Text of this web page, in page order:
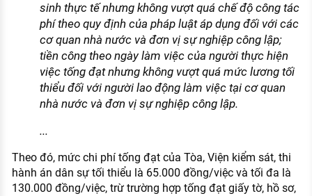
sinh thực tế nhưng không vượt quá chế độ công tác
phí theo quy định của pháp luật áp dụng đối với các
cơ quan nhà nước và đơn vị sự nghiệp công lập;
tiền công theo ngày làm việc của người thực hiện
việc tống đạt nhưng không vượt quá mức lương tối
thiểu đối với người lao động làm việc tại cơ quan
nhà nước và đơn vị sự nghiệp công lập.
...
Theo đó, mức chi phí tống đạt của Tòa, Viện kiểm sát, thi
hành án dân sự tối thiểu là 65.000 đồng/việc và tối đa là
130.000 đồng/việc, trừ trường hợp tống đạt giấy tờ, hồ sơ,